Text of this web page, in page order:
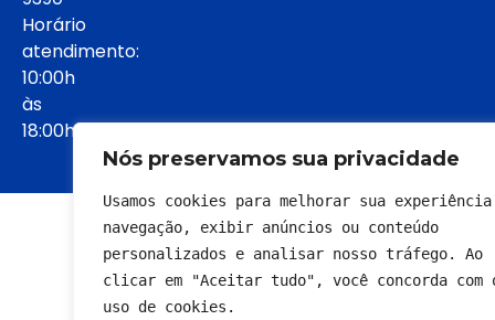
Nós preservamos sua privacidade
Usamos cookies para melhorar sua
navegação, exibir anúncios ou conteúdo
personalizados e analisar nosso tráfego. Ao
clicar em "Aceitar tudo", você concorda com
uso de cookies.
Horário
atendimento:
10:00h
às
18:00h:
© 2022 - Todos os direitos reservados